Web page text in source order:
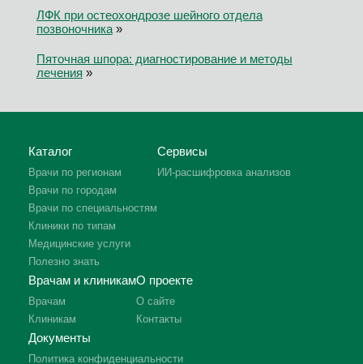
ЛФК при остеохондрозе шейного отдела
позвоночника»
Пяточная шпора: диагностирование и методы
лечения »
Каталог
Врачи по регионам
Врачи по городам
Врачи по специальностям
Клиники по типам
Медицинские услуги
Полезно знать
Сервисы
ИИ-расшифровка анализов
Врачам и клиникам
Врачам
Клиникам
О проекте
О сайте
Контакты
Документы
Политика конфиденциальности